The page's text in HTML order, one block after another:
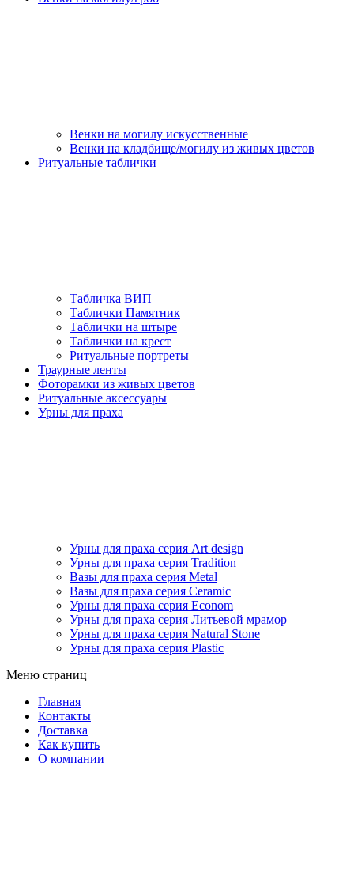
Венки на могилу искусственные
Венки на кладбище/могилу из живых цветов
Ритуальные таблички
Табличка ВИП
Таблички Памятник
Таблички на штыре
Таблички на крест
Ритуальные портреты
Траурные ленты
Фоторамки из живых цветов
Ритуальные аксессуары
Урны для праха
Урны для праха серия Art design
Урны для праха серия Tradition
Вазы для праха серия Metal
Вазы для праха серия Ceramic
Урны для праха серия Econom
Урны для праха серия Литьевой мрамор
Урны для праха серия Natural Stone
Урны для праха серия Plastic
Меню страниц
Главная
Контакты
Доставка
Как купить
О компании